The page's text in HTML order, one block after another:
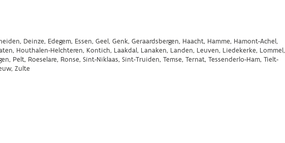
Deinze, Edegem, Essen, Geel, Genk, Geraardsbergen, Haacht, Hamme, Hamont-Achel,
Houthalen-Helchteren, Kontich, Laakdal, Lanaken, Landen, Leuven, Liedekerke, Lommel,
Pelt, Roeselare, Ronse, Sint-Niklaas, Sint-Truiden, Temse, Ternat, Tessenderlo-Ham, Tielt-
Zulte